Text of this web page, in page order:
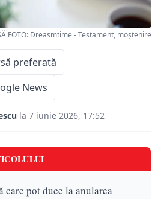
FOTO: Dreasmtime - Testament, moștenire
preferată
News
la 7 iunie 2026, 17:52
care pot duce la anularea